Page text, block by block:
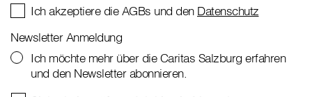
Ich akzeptiere die AGBs und den Datenschutz
Newsletter Anmeldung
Ich möchte mehr über die Caritas Salzburg erfahren
und den Newsletter abonnieren.